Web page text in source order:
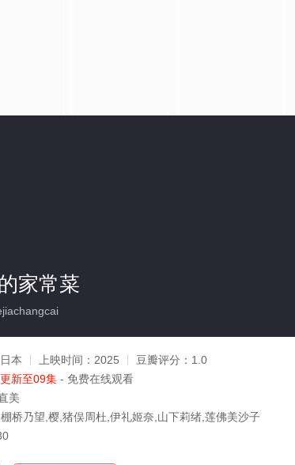
家常菜
日本 上映时间： 2025 豆瓣评分： 1.0
更新至09集 - 免费在线观看
美
桥乃望,樱,猪俣周杜,伊礼姬奈,山下莉绪,莲佛美沙子